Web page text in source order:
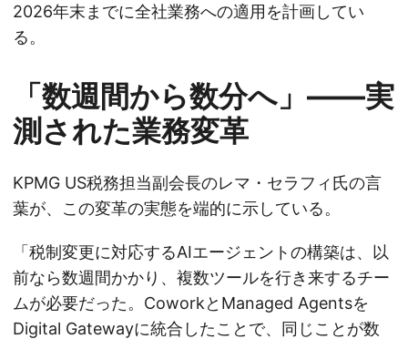
2026年末までに全社業務への適用を計画してい
る。
「数週間から数分へ」——実
測された業務変革
KPMG US税務担当副会長のレマ・セラフィ氏の言
葉が、この変革の実態を端的に示している。
「税制変更に対応するAIエージェントの構築は、以
前なら数週間かかり、複数ツールを行き来するチー
ムが必要だった。CoworkとManaged Agentsを
Digital Gatewayに統合したことで、同じことが数